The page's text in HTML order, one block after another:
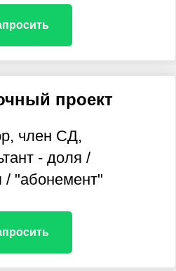
проект
член СД,
- доля /
/ "абонемент"